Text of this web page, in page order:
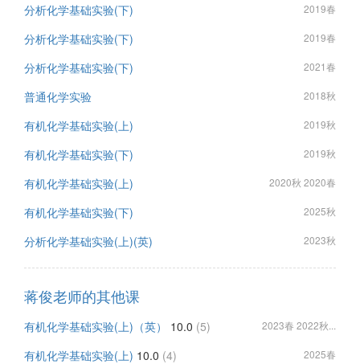
分析化学基础实验(下) 2019春
分析化学基础实验(下) 2019春
分析化学基础实验(下) 2021春
普通化学实验 2018秋
有机化学基础实验(上) 2019秋
有机化学基础实验(下) 2019秋
有机化学基础实验(上) 2020秋 2020春
有机化学基础实验(下) 2025秋
分析化学基础实验(上)(英) 2023秋
蒋俊老师的其他课
有机化学基础实验(上)（英） 10.0 (5) 2023春 2022秋...
有机化学基础实验(上) 10.0 (4) 2025春